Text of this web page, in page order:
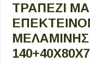
ΤΡΑΠΈΖΙ